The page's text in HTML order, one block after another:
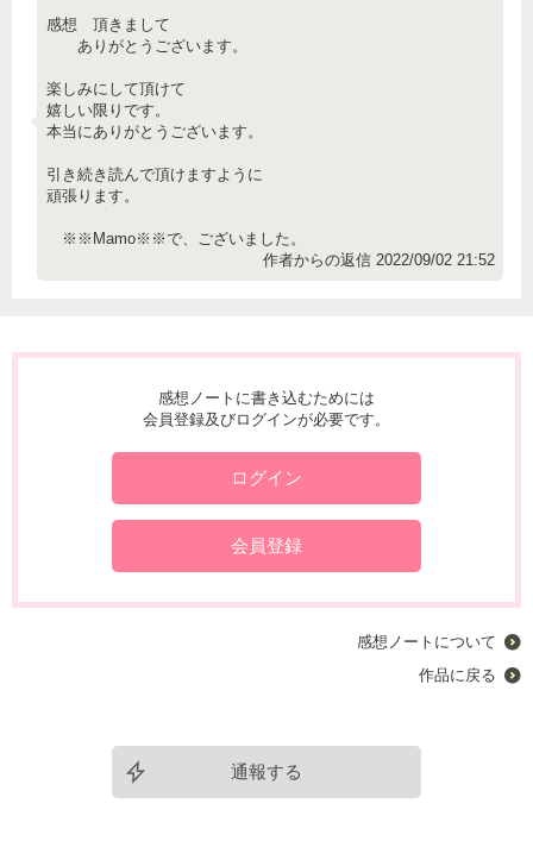
感想 頂きまして
ありがとうございます。
楽しみにして頂けて
嬉しい限りです。
本当にありがとうございます。
引き続き読んで頂けますように
頑張ります。
※※Mamo※※で、ございました。
作者からの返信 2022/09/02 21:52
感想ノートに書き込むためには
会員登録及びログインが必要です。
ログイン
会員登録
感想ノートについて
作品に戻る
通報する